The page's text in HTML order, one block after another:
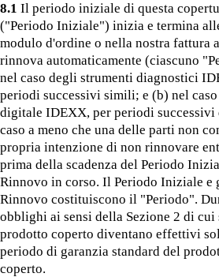
8.1 Il periodo iniziale di questa
("Periodo Iniziale") inizia e termina
modulo d'ordine o nella nostra fattura
rinnova automaticamente (ciascuno
nel caso degli strumenti diagnostici
periodi successivi simili; e (b) nel
digitale IDEXX, per periodi
caso a meno che una delle parti non
propria intenzione di non rinnovare
prima della scadenza del Periodo
Rinnovo in corso. Il Periodo Iniziale
Rinnovo costituiscono il "Periodo".
obblighi ai sensi della Sezione 2 di cui
prodotto coperto diventano effettivi
periodo di garanzia standard del
coperto.